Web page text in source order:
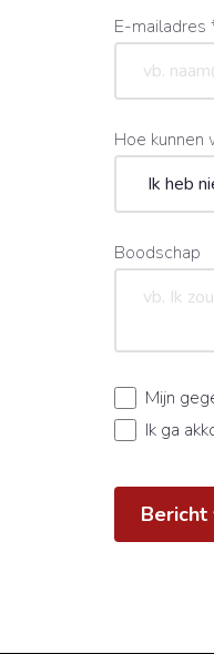
E-mailadres
Hoe kunnen
Boodschap
Mijn
Ik ga
Bericht